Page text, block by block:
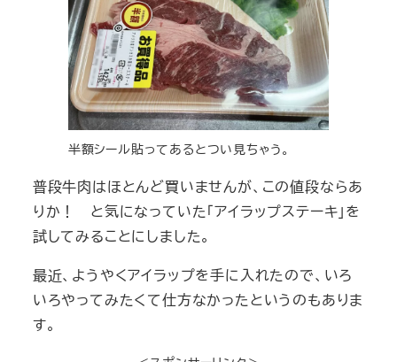
半額シール貼ってあるとつい見ちゃう。
普段牛肉はほとんど買いませんが、この値段ならあ
りか！ と気になっていた「アイラップステーキ」を
試してみることにしました。
最近、ようやくアイラップを手に入れたので、いろ
いろやってみたくて仕方なかったというのもありま
す。